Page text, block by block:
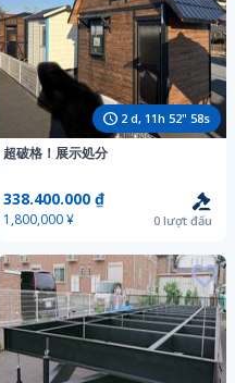
2 d, 11h 52" 56s
超破格！展示処分
338.400.000 ₫
1,800,000 ¥ 0 lượt đấu